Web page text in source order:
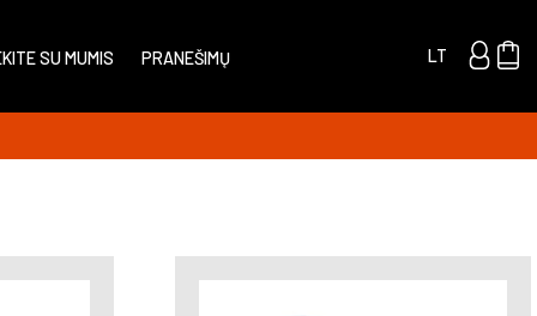
SU MUMIS PRANEŠIMŲ LT